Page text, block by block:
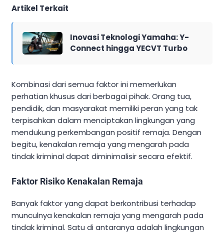
Artikel Terkait
Inovasi Teknologi Yamaha: Y-
Connect hingga YECVT Turbo
Kombinasi dari semua faktor ini memerlukan
perhatian khusus dari berbagai pihak. Orang tua,
pendidik, dan masyarakat memiliki peran yang tak
terpisahkan dalam menciptakan lingkungan yang
mendukung perkembangan positif remaja. Dengan
begitu, kenakalan remaja yang mengarah pada
tindak kriminal dapat diminimalisir secara efektif.
Faktor Risiko Kenakalan Remaja
Banyak faktor yang dapat berkontribusi terhadap
munculnya kenakalan remaja yang mengarah pada
tindak kriminal. Satu di antaranya adalah lingkungan